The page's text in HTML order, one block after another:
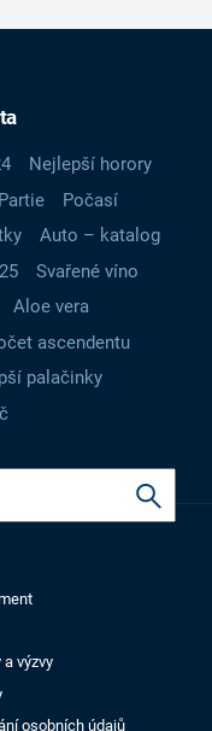
Nejlepší horory
Partie
Počasí
Auto – katalog
Svařené víno
Aloe vera
ascendentu
palačinky
a výzvy
osobních údajů